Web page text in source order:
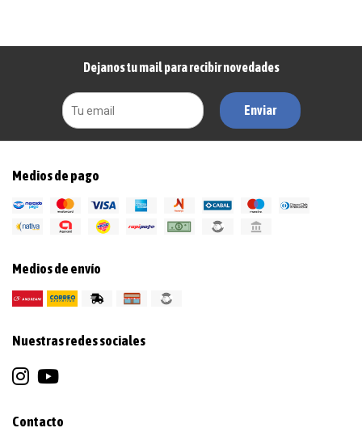
Dejanos tu mail para recibir novedades
Enviar
Medios de pago
Medios de envío
Nuestras redes sociales
Contacto